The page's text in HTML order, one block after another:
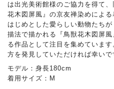
は出光美術館様のご協力を得て
花木図屏風』の京友禅染めによ
はじめとした愛らしい動物たち
描法で描かれる『鳥獣花木図屏
る作品として注目を集めていま
方を発見していただければ幸いで
モデル：身長180cm
着用サイズ：M